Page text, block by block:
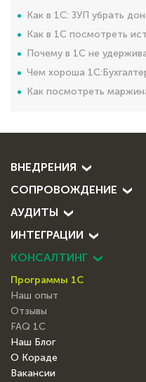
Как в 1С: ЗУП убрать
Как в 1С посмотреть
Почему в 1С не
Чем хороша
Как посмотреть
ВНЕДРЕНИЯ
СОПРОВОЖДЕНИЕ
КОНСАЛТИНГ
АУДИТЫ
ИНТЕГРАЦИИ
Программы 1С
Наш опыт
Отзывы
FAQ 1С
Наш Блог
О Кораде
Вакансии